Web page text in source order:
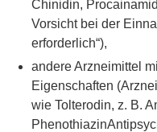
Chinidin,
Vorsicht bei der
erforderlich“),
andere Arzneimittel
Eigenschaften
wie Tolterodin, z. B.